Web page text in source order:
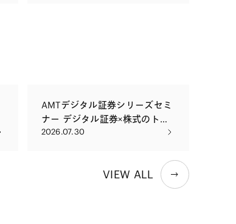
関与しております。
ビル、居住用物件、商業施設、物流
施設のほか、ホテルやヘルスケア施
設といったオペレーショナルアセッ
トも含めたあらゆるタイプの不動産
証券化案件などにも豊富な実績を有
しております。また、国内不動産の
みならず、海外不動産を対象とする
AMTデジタル証券シリーズセミ
ナー デジタル証券×株式のトー
クン化の最新事情
2026.07.30
VIEW ALL